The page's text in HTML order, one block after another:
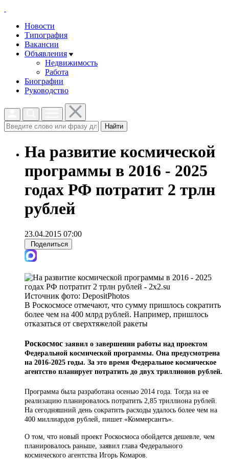
Новости
Типография
Вакансии
Объявления
Недвижимость
Работа
Биографии
Руководство
Найти
На развитие космической
программы в 2016 - 2025
годах РФ потратит 2 трлн
рублей
23.04.2015 07:00
Поделиться
Источник фото: DepositPhotos
В Роскосмосе отмечают, что сумму пришлось сократить
более чем на 400 млрд рублей. Например, пришлось
отказаться от сверхтяжелой ракеты
Роскосмос заявил о завершении работы над проектом
Федеральной космической программы. Она предусмотрена
на 2016-2025 годы. За это время Федеральное космическое
агентство планирует потратить до двух триллионов рублей.
Программа была разработана осенью 2014 года. Тогда на ее
реализацию планировалось потратить 2,85 триллиона рублей.
На сегодняшний день сократить расходы удалось более чем на
400 миллиардов рублей, пишет «Коммерсантъ».
О том, что новый проект Роскосмоса обойдется дешевле, чем
планировалось раньше, заявил глава Федерального
космического агентства Игорь Комаров.